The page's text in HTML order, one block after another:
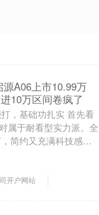
A06上市10.99万
10万区间卷疯了
，基础功扎实 首先看
属于耐看型实力派。全
简约又充满科技感。
Logo、溜背轿跑车
开户网站